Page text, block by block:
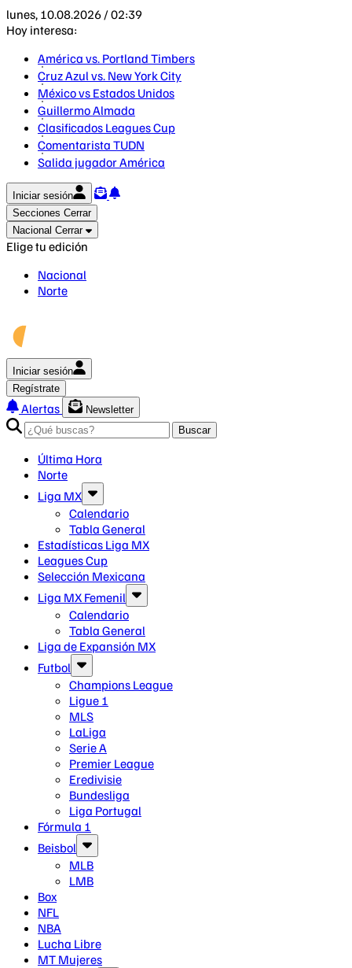
lunes, 10.08.2026 / 02:39
Hoy interesa:
América vs. Portland Timbers
Cruz Azul vs. New York City
México vs Estados Unidos
Guillermo Almada
Clasificados Leagues Cup
Comentarista TUDN
Salida jugador América
Iniciar sesión
Secciones Cerrar
Nacional Cerrar
Elige tu edición
Nacional
Norte
Iniciar sesión
Regístrate
Alertas
Newsletter
Buscar
Última Hora
Norte
Liga MX
Calendario
Tabla General
Estadísticas Liga MX
Leagues Cup
Selección Mexicana
Liga MX Femenil
Calendario
Tabla General
Liga de Expansión MX
Futbol
Champions League
Ligue 1
MLS
LaLiga
Serie A
Premier League
Eredivisie
Bundesliga
Liga Portugal
Fórmula 1
Beisbol
MLB
LMB
Box
NFL
NBA
Lucha Libre
MT Mujeres